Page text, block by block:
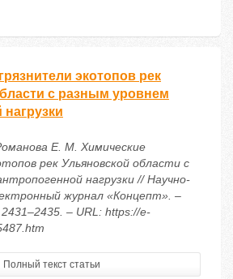
экотопов рек
с разным уровнем
Е. М. Химические
рек Ульяновской области с
нагрузки // Научно-
журнал «Концепт». –
– URL: https://e-
Полный текст статьи